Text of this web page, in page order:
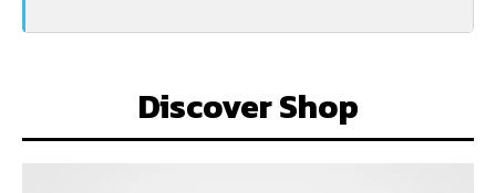
Discover Shop